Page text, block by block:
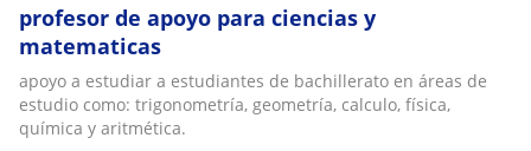
profesor de apoyo para ciencias y
matematicas
apoyo a estudiar a estudiantes de bachillerato en áreas de
estudio como: trigonometría, geometría, calculo, física,
química y aritmética.